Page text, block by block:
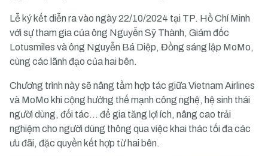
Lễ ký kết diễn ra vào ngày 22/10/2024 tại TP. Hồ Chí Minh
với sự tham gia của ông Nguyễn Sỹ Thành, Giám đốc
Lotusmiles và ông Nguyễn Bá Diệp, Đồng sáng lập MoMo,
cùng các lãnh đạo của hai bên.
Chương trình này sẽ nâng tầm hợp tác giữa Vietnam Airlines
và MoMo khi cộng hưởng thế mạnh công nghệ, hệ sinh thái
người dùng, đối tác… để gia tăng lợi ích, nâng cao trải
nghiệm cho người dùng thông qua việc khai thác tối đa các
ưu đãi, đặc quyền kết hợp từ hai bên.